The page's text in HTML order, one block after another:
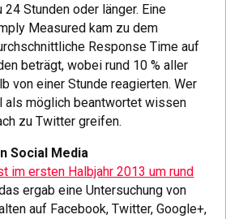
Stunden oder länger. Eine
Measured kam zu dem
Response Time auf
beträgt, wobei rund 10 % aller
von einer Stunde reagierten. Wer
als möglich beantwortet wissen
zu Twitter greifen.
Social Media
im ersten Halbjahr 2013 um rund
ergab eine Untersuchung von
auf Facebook, Twitter, Google+,